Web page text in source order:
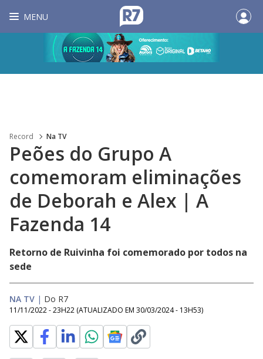
MENU
Record Na TV
Peões do Grupo A
comemoram eliminações
de Deborah e Alex | A
Fazenda 14
Retorno de Ruivinha foi comemorado por todos na
sede
NA TV | Do R7
11/11/2022 - 23H22 (ATUALIZADO EM 30/03/2024 - 13H53)